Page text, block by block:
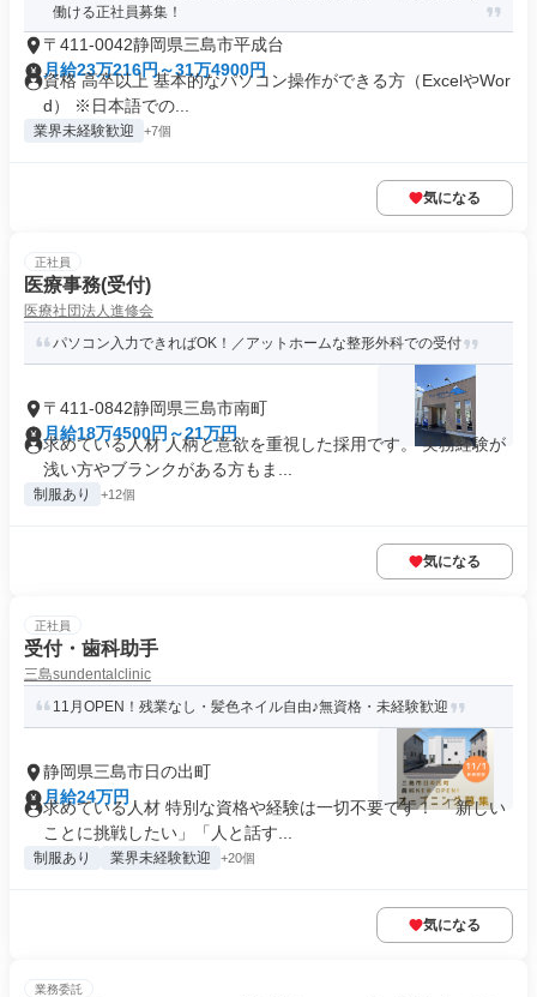
働ける正社員募集！
〒411-0042静岡県三島市平成台
月給23万216円～31万4900円
資格 高卒以上 基本的なパソコン操作ができる方（ExcelやWor
d） ※日本語での...
業界未経験歓迎 +7個
気になる
正社員
医療事務(受付)
医療社団法人進修会
パソコン入力できればOK！／アットホームな整形外科での受付
〒411-0842静岡県三島市南町
月給18万4500円～21万円
求めている人材 人柄と意欲を重視した採用です。 実務経験が
浅い方やブランクがある方もま...
制服あり +12個
気になる
正社員
受付・歯科助手
三島sundentalclinic
11月OPEN！残業なし・髪色ネイル自由♪無資格・未経験歓迎
静岡県三島市日の出町
月給24万円
求めている人材 特別な資格や経験は一切不要です！ 「新しい
ことに挑戦したい」「人と話す...
制服あり 業界未経験歓迎 +20個
気になる
業務委託